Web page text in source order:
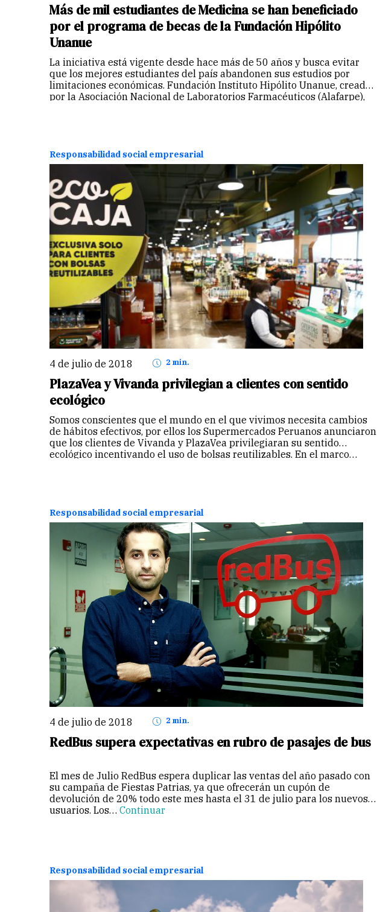
Más de mil estudiantes de Medicina se han beneficiado
por el programa de becas de la Fundación Hipólito
Unanue
La iniciativa está vigente desde hace más de 50 años y busca evitar
que los mejores estudiantes del país abandonen sus estudios por
limitaciones económicas. Fundación Instituto Hipólito Unanue, creada
por la Asociación Nacional de Laboratorios Farmacéuticos (Alafarpe),
Responsabilidad social empresarial
4 de julio de 2018 2 min.
PlazaVea y Vivanda privilegian a clientes con sentido
ecológico
Somos conscientes que el mundo en el que vivimos necesita cambios
de hábitos efectivos, por ellos los Supermercados Peruanos anunciaron
que los clientes de Vivanda y PlazaVea privilegiaran su sentido
ecológico incentivando el uso de bolsas reutilizables. En el marco…
Responsabilidad social empresarial
4 de julio de 2018 2 min.
RedBus supera expectativas en rubro de pasajes de bus
El mes de Julio RedBus espera duplicar las ventas del año pasado con
su campaña de Fiestas Patrias, ya que ofrecerán un cupón de
devolución de 20% todo este mes hasta el 31 de julio para los nuevos
usuarios. Los… Continuar
Responsabilidad social empresarial